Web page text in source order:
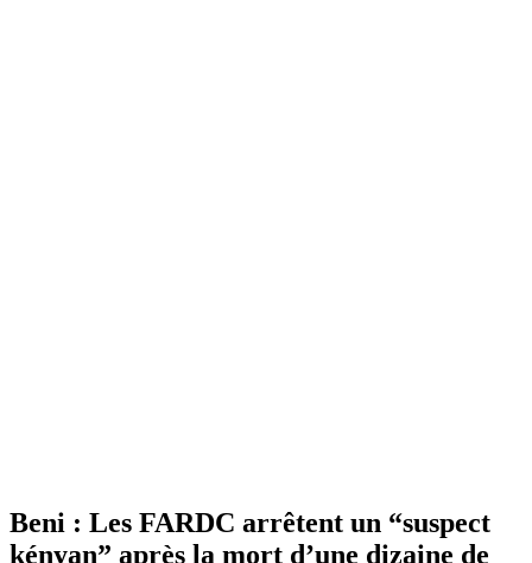
Beni : Les FARDC arrêtent un “suspect
kényan” après la mort d’une dizaine de